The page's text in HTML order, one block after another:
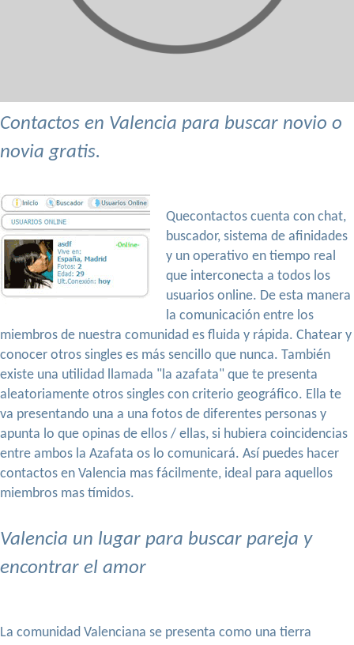
Contactos en Valencia para buscar novio o
novia gratis.
Quecontactos cuenta con chat,
buscador, sistema de afinidades
y un operativo en tiempo real
que interconecta a todos los
usuarios online. De esta manera
la comunicación entre los
miembros de nuestra comunidad es fluida y rápida. Chatear y
conocer otros singles es más sencillo que nunca. También
existe una utilidad llamada "la azafata" que te presenta
aleatoriamente otros singles con criterio geográfico. Ella te
va presentando una a una fotos de diferentes personas y
apunta lo que opinas de ellos / ellas, si hubiera coincidencias
entre ambos la Azafata os lo comunicará. Así puedes hacer
contactos en Valencia mas fácilmente, ideal para aquellos
miembros mas tímidos.
Valencia un lugar para buscar pareja y
encontrar el amor
La comunidad Valenciana se presenta como una tierra